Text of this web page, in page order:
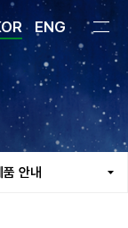
ENG
안내